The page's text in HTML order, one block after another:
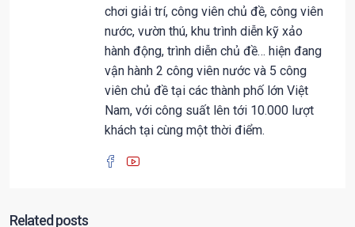
chơi giải trí, công viên chủ đề, công viên
nước, vườn thú, khu trình diễn kỹ xảo
hành động, trình diễn chủ đề… hiện đang
vận hành 2 công viên nước và 5 công
viên chủ đề tại các thành phố lớn Việt
Nam, với công suất lên tới 10.000 lượt
khách tại cùng một thời điểm.
Related posts